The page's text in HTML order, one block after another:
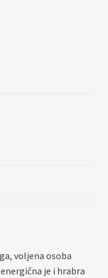
voljena osoba
je i hrabra